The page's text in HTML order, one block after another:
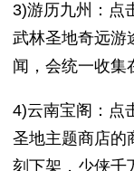
3)游历九州：点
武林圣地奇远游
闻，会统一收集
4)云南宝阁：点
圣地主题商店的
刻下架，少侠千